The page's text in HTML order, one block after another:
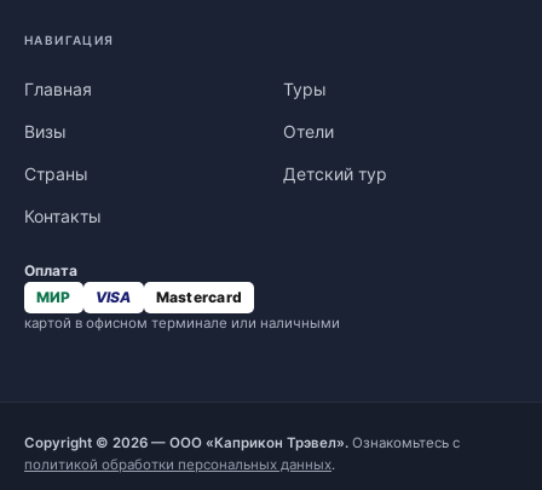
НАВИГАЦИЯ
Главная Туры
Визы Отели
Страны Детский тур
Контакты
Оплата
МИР
VISA Mastercard
картой в офисном терминале или наличными
Copyright © 2026 — ООО «Каприкон Трэвел». Ознакомьтесь с
политикой обработки персональных данных.